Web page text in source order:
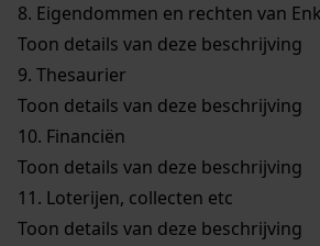
8. Eigendommen en rechten van
Toon details van deze beschrijving
9. Thesaurier
Toon details van deze beschrijving
10. Financiën
Toon details van deze beschrijving
11. Loterijen, collecten etc
Toon details van deze beschrijving